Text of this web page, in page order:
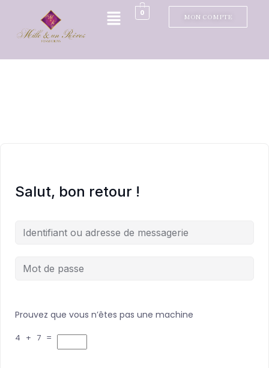
0 MON COMPTE
Salut, bon retour !
Prouvez que vous n’êtes pas une machine
4 + 7 =